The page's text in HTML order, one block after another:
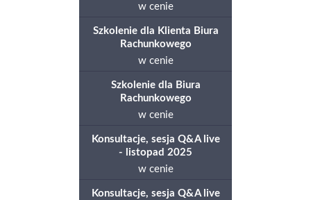
w cenie
Szkolenie dla Klienta Biura
Rachunkowego
w cenie
Szkolenie dla Biura
Rachunkowego
w cenie
Konsultacje, sesja Q&A live
- listopad 2025
w cenie
Konsultacje, sesja Q&A live